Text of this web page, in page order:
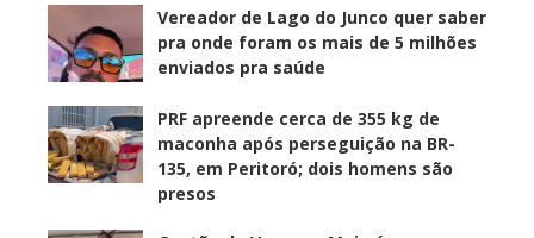
Vereador de Lago do Junco quer saber
pra onde foram os mais de 5 milhões
enviados pra saúde
PRF apreende cerca de 355 kg de
maconha após perseguição na BR-
135, em Peritoró; dois homens são
presos